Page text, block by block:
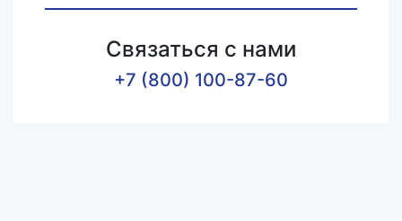
Связаться с нами
+7 (800) 100-87-60